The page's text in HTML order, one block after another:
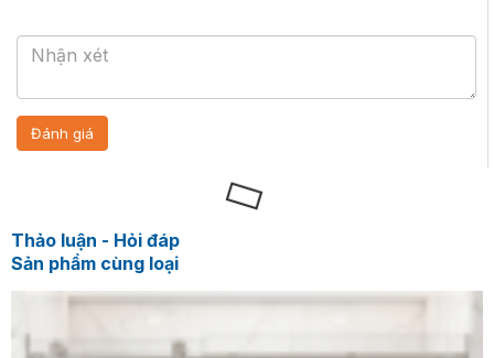
Thảo luận - Hỏi đáp
Sản phẩm cùng loại